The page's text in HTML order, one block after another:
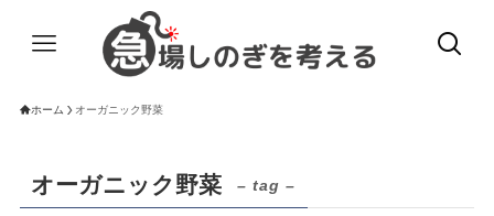
ホーム オーガニック野菜
オーガニック野菜 – tag –